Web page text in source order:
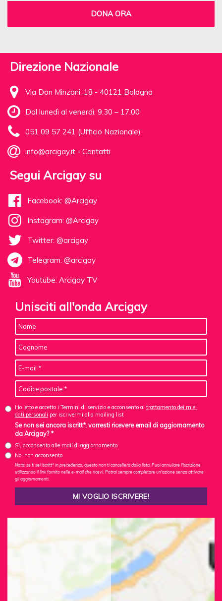
DONA ORA
Direzione Nazionale
Via Don Minzoni, 18 - 40121 Bologna
Dal lunedì al venerdì, 9.30 – 17.00
051 09 57 241 (Ufficio Nazionale)
info@arcigay.it - Contatti
Segui Arcigay su
Facebook: @Arcigay
Instagram: @Arcigay
Twitter: @arcigay
Telegram: @arcigay
Youtube: Arcigay TV
Unisciti all'onda Arcigay
Ho letto e accetto i Termini di servizio e acconsento al trattamento dei miei
dati personali per iscrivermi alla mailing list
Se non sei ancora iscritt*, vorresti ricevere email di aggiornamento
da Arcigay? *
Sì, acconsento alle mail di aggiornamento
No, non acconsento
Nota: se ti sei iscritt* in precedenza, questo non ti cancellerà dalla lista. Puoi annullare l'iscrizione
utilizzando il link fornito nelle e-mail che ricevi. Potrai sempre completare un'azione senza attivare
gli aggiornamenti.